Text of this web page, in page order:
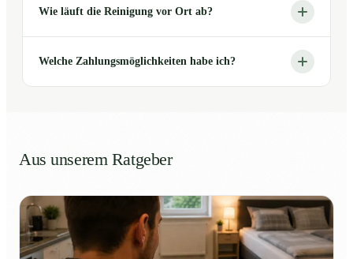
Wie läuft die Reinigung vor Ort ab?
Welche Zahlungsmöglichkeiten habe ich?
Aus unserem Ratgeber